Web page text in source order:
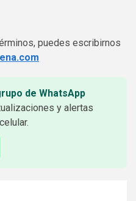
puedes escribirnos
de WhatsApp
y alertas